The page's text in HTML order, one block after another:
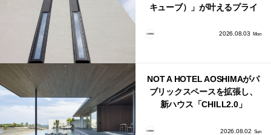
キューブ）」が叶えるプライ
2026.08.03 Mon
NOT A HOTEL AOSHIMAがパ
ブリックスペースを拡張し、
新ハウス「CHILL2.0」
2026.08.02 Sun